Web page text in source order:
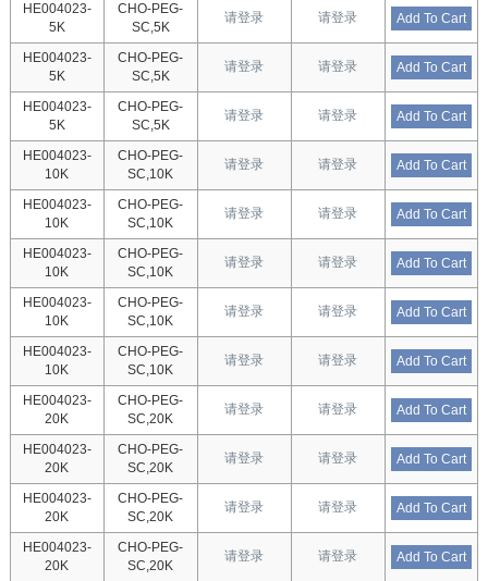
HE004023-
5K
CHO-PEG-
SC,5K
请登录 请登录 Add To Cart
HE004023-
5K
CHO-PEG-
SC,5K
请登录 请登录 Add To Cart
HE004023-
5K
CHO-PEG-
SC,5K
请登录 请登录 Add To Cart
HE004023-
10K
CHO-PEG-
SC,10K
请登录 请登录 Add To Cart
HE004023-
10K
CHO-PEG-
SC,10K
请登录 请登录 Add To Cart
HE004023-
10K
CHO-PEG-
SC,10K
请登录 请登录 Add To Cart
HE004023-
10K
CHO-PEG-
SC,10K
请登录 请登录 Add To Cart
HE004023-
10K
CHO-PEG-
SC,10K
请登录 请登录 Add To Cart
HE004023-
20K
CHO-PEG-
SC,20K
请登录 请登录 Add To Cart
HE004023-
20K
CHO-PEG-
SC,20K
请登录 请登录 Add To Cart
HE004023-
20K
CHO-PEG-
SC,20K
请登录 请登录 Add To Cart
HE004023-
20K
CHO-PEG-
SC,20K
请登录 请登录 Add To Cart